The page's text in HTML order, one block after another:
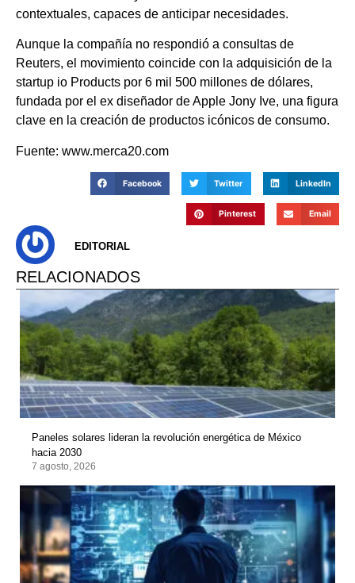
contextuales, capaces de anticipar necesidades.
Aunque la compañía no respondió a consultas de
Reuters, el movimiento coincide con la adquisición de la
startup io Products por 6 mil 500 millones de dólares,
fundada por el ex diseñador de Apple Jony Ive, una figura
clave en la creación de productos icónicos de consumo.
Fuente: www.merca20.com
Facebook Twitter LinkedIn
Pinterest Email
EDITORIAL
RELACIONADOS
Paneles solares lideran la revolución energética de México
hacia 2030
7 agosto, 2026